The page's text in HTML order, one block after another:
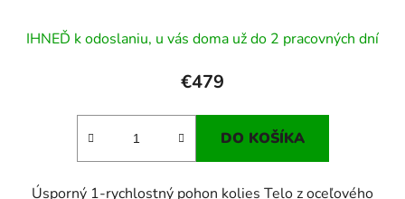
IHNEĎ k odoslaniu, u vás doma už do 2 pracovných dní
€479
DO KOŠÍKA
Úsporný 1-rychlostný pohon kolies Telo z oceľového